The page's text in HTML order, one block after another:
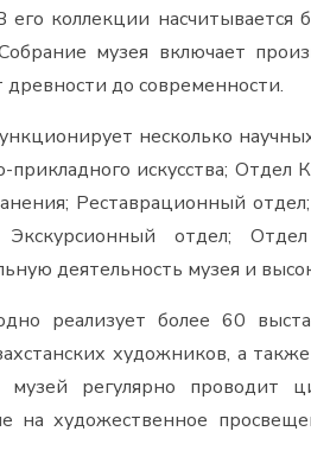
его коллекции
музея включает
древности до современности.
несколько
искусства; Отдел
Реставрационный
Экскурсионный отдел;
деятельность музея и
реализует более 60
художников, а
регулярно проводит
на художественное